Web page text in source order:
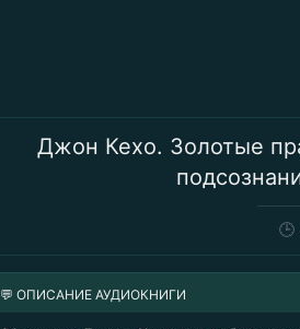
Джон Кехо. Золотые
🕒
💬 ОПИСАНИЕ АУДИОКНИГИ